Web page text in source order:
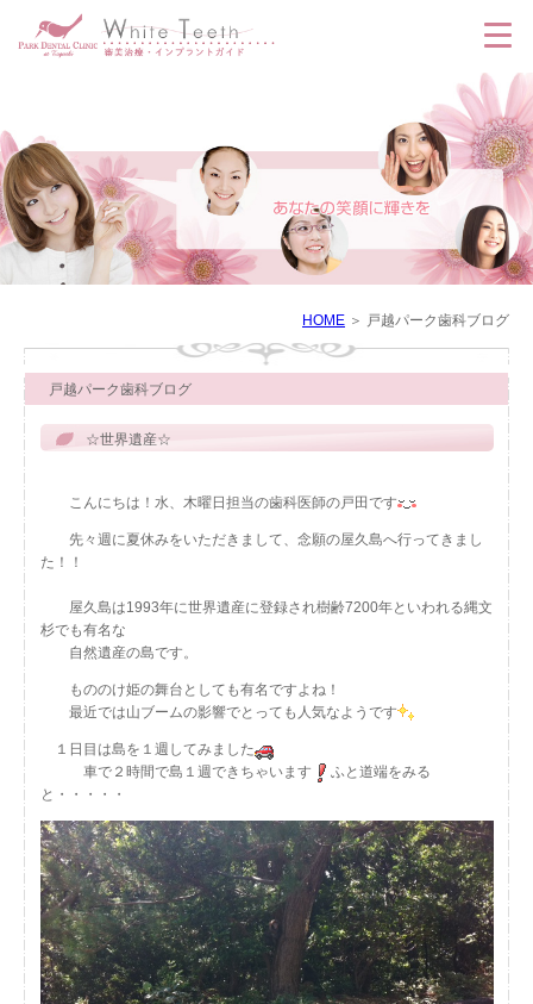
HOME 戸越パーク歯科ブログ
戸越パーク歯科ブログ
☆世界遺産☆
こんにちは！水、木曜日担当の歯科医師の戸田です
先々週に夏休みをいただきまして、念願の屋久島へ行ってきまし
た！！
屋久島は1993年に世界遺産に登録され樹齢7200年といわれる縄文
杉でも有名な
自然遺産の島です。
もののけ姫の舞台としても有名ですよね！
最近では山ブームの影響でとっても人気なようです
１日目は島を１週してみました
車で２時間で島１週できちゃいます
ふと道端をみる
と・・・・・